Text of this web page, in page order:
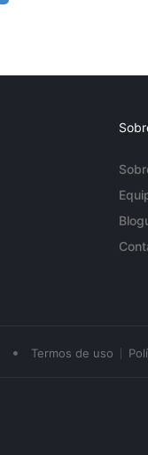
• Termos de uso